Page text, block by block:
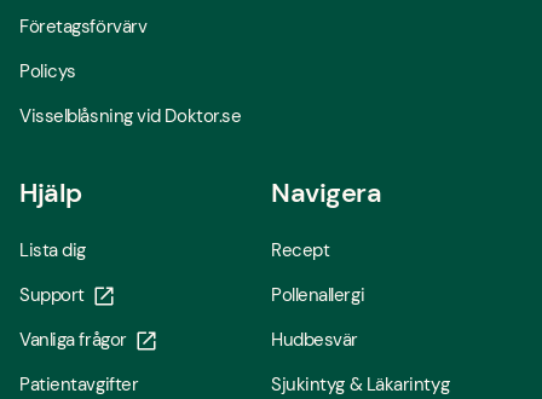
Företagsförvärv
Policys
Visselblåsning vid Doktor.se
Hjälp
Lista dig
Support
Vanliga frågor
Patientavgifter
Navigera
Recept
Pollenallergi
Hudbesvär
Sjukintyg & Läkarintyg